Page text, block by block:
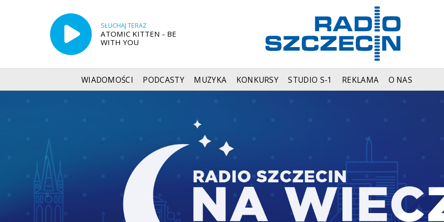
SŁUCHAJ TERAZ
ATOMIC KITTEN - BE
WITH YOU
WIADOMOŚCI PODCASTY MUZYKA KONKURSY STUDIO S-1 REKLAMA O NAS